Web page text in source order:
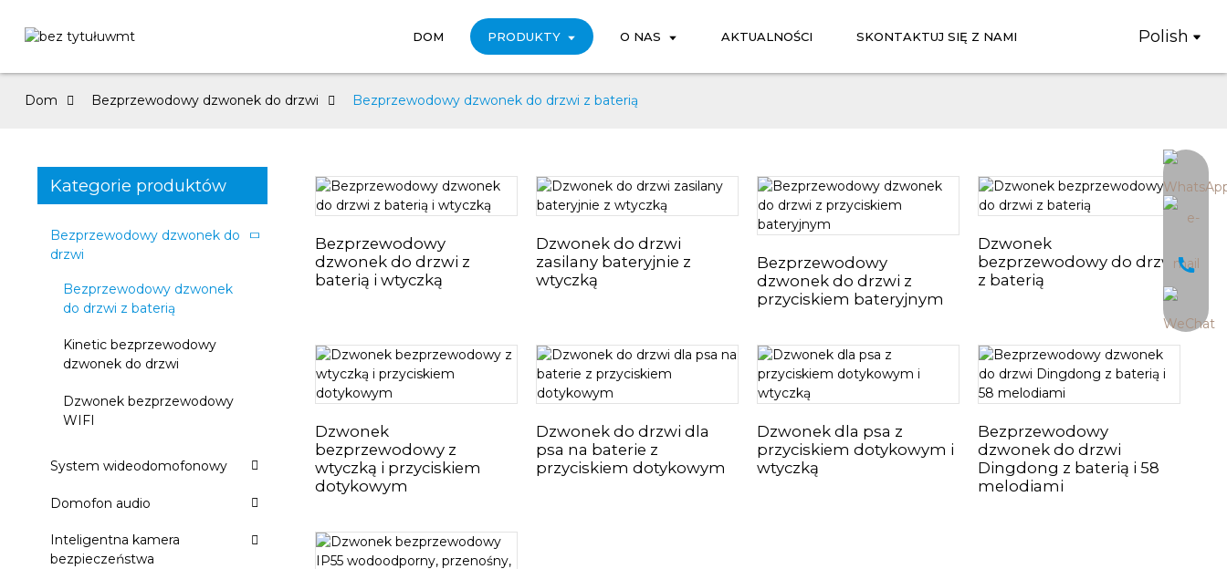
DOM PRODUKTY O NAS AKTUALNOŚCI SKONTAKTUJ SIĘ Z NAMI Polish
Dom Bezprzewodowy dzwonek do drzwi Bezprzewodowy dzwonek do drzwi z baterią
Kategorie produktów
Bezprzewodowy dzwonek do
drzwi
Bezprzewodowy dzwonek
do drzwi z baterią
Kinetic bezprzewodowy
dzwonek do drzwi
Dzwonek bezprzewodowy
WIFI
System wideodomofonowy
Domofon audio
Inteligentna kamera
bezpieczeństwa
Bezprzewodowy
dzwonek do drzwi z
baterią i wtyczką
Dzwonek do drzwi
zasilany bateryjnie z
wtyczką
Bezprzewodowy
dzwonek do drzwi z
przyciskiem bateryjnym
Dzwonek
bezprzewodowy do drzwi
z baterią
Dzwonek
bezprzewodowy z
wtyczką i przyciskiem
dotykowym
Dzwonek do drzwi dla
psa na baterie z
przyciskiem dotykowym
Dzwonek dla psa z
przyciskiem dotykowym i
wtyczką
Bezprzewodowy
dzwonek do drzwi
Dingdong z baterią i 58
melodiami